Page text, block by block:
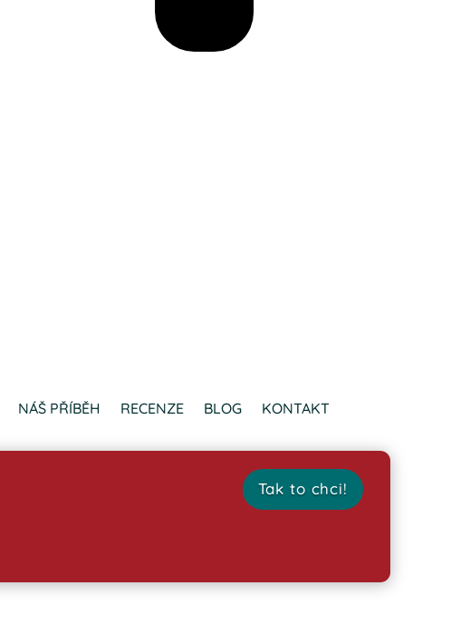
NÁŠ PŘÍBĚH RECENZE BLOG KONTAKT
Tak to chci!